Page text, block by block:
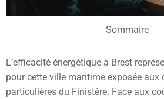
Sommaire
L’efficacité énergétique à Brest
pour cette ville maritime exposée
particulières du Finistère. Face aux